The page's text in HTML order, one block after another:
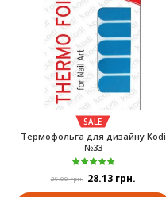
SALE
Термофольга для дизайну Kodi
№33
29.00 грн. 28.13 грн.